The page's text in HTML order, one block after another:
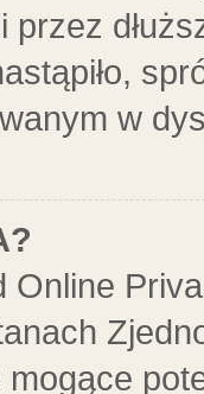
przez
w
Online